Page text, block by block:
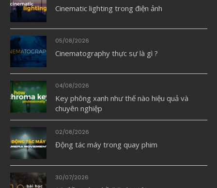
Cinematic lighting trong điện ảnh
05/08/2026
Cinematography thực sự là gì ?
04/08/2026
Key phông xanh như thế nào hiệu quả và
chuyên nghiệp
02/08/2026
Động tác máy trong quay phim
30/07/2026